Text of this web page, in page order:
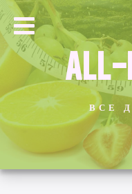
ALL-
ВСЕ